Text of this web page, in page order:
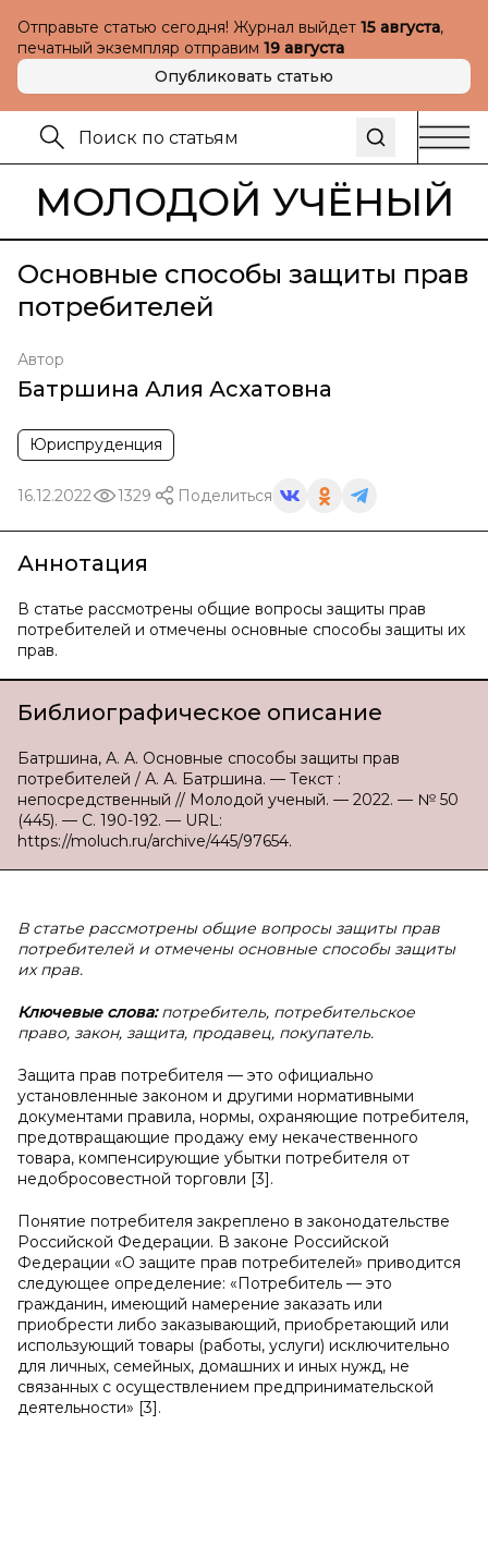
Отправьте статью сегодня! Журнал выйдет 15 августа,
печатный экземпляр отправим 19 августа
Опубликовать статью
МОЛОДОЙ УЧЁНЫЙ
Основные способы защиты прав
потребителей
Автор
Батршина Алия Асхатовна
Юриспруденция
16.12.2022 1329 Поделиться
Аннотация
В статье рассмотрены общие вопросы защиты прав
потребителей и отмечены основные способы защиты их
прав.
Библиографическое описание
Батршина, А. А. Основные способы защиты прав
потребителей / А. А. Батршина. — Текст :
непосредственный // Молодой ученый. — 2022. — № 50
(445). — С. 190-192. — URL:
https://moluch.ru/archive/445/97654.
В статье рассмотрены общие вопросы защиты прав
потребителей и отмечены основные способы защиты
их прав.
Ключевые слова:потребитель, потребительское
право, закон, защита, продавец, покупатель.
Защита прав потребителя — это официально
установленные законом и другими нормативными
документами правила, нормы, охраняющие потребителя,
предотвращающие продажу ему некачественного
товара, компенсирующие убытки потребителя от
недобросовестной торговли [3].
Понятие потребителя закреплено в законодательстве
Российской Федерации. В законе Российской
Федерации «О защите прав потребителей» приводится
следующее определение: «Потребитель — это
гражданин, имеющий намерение заказать или
приобрести либо заказывающий, приобретающий или
использующий товары (работы, услуги) исключительно
для личных, семейных, домашних и иных нужд, не
связанных с осуществлением предпринимательской
деятельности» [3].